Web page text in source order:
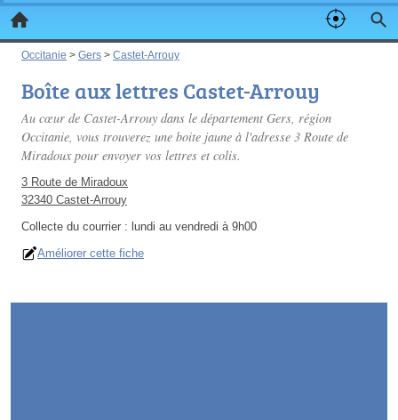
Occitanie > Gers > Castet-Arrouy
Boîte aux lettres Castet-Arrouy
Au cœur de Castet-Arrouy dans le département Gers, région
Occitanie, vous trouverez une boite jaune à l'adresse 3 Route de
Miradoux pour envoyer vos lettres et colis.
3 Route de Miradoux
32340 Castet-Arrouy
Collecte du courrier : lundi au vendredi à 9h00
Améliorer cette fiche